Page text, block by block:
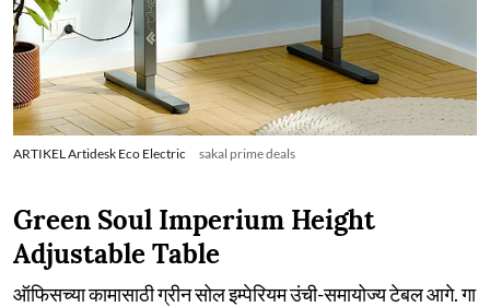
ARTIKEL Artidesk Eco Electric sakal prime deals
Green Soul Imperium Height
Adjustable Table
ऑफिसच्या कामासाठी ग्रीन सोल इम्पेरियम उंची-समायोज्य टेबल आगे. गा